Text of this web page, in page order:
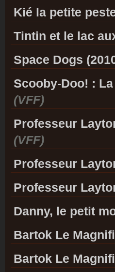
Kié la petite
Tintin et le lac
Space Dogs
Scooby-Doo! :
(VFF)
Professeur
(VFF)
Professeur
Professeur
Danny, le petit
Bartok Le
Bartok Le